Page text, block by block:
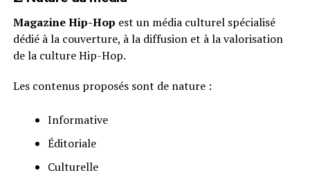
Magazine Hip-Hop est un média culturel spécialisé
dédié à la couverture, à la diffusion et à la valorisation
de la culture Hip-Hop.
Les contenus proposés sont de nature :
Informative
Éditoriale
Culturelle